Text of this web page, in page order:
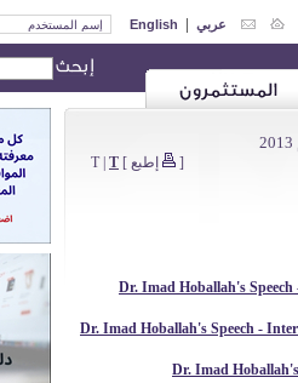
عربي |
English
[ إطبع ]
T| T